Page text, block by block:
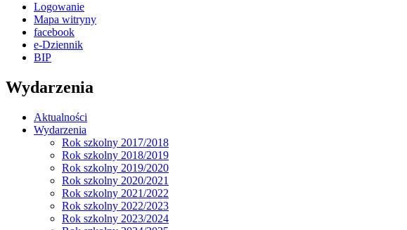
Logowanie
Mapa witryny
facebook
e-Dziennik
BIP
Wydarzenia
Aktualności
Wydarzenia
Rok szkolny 2017/2018
Rok szkolny 2018/2019
Rok szkolny 2019/2020
Rok szkolny 2020/2021
Rok szkolny 2021/2022
Rok szkolny 2022/2023
Rok szkolny 2023/2024